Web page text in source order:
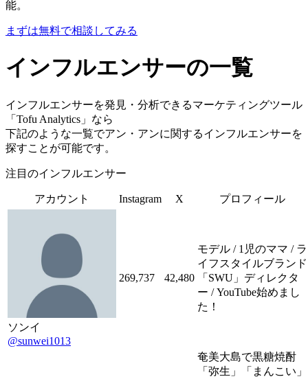
能。
まずは無料で相談してみる
インフルエンサーの一覧
インフルエンサーを発見・分析できるマーケティングツール
「Tofu Analytics」なら
下記のような一覧でアン・アンに関するインフルエンサーを
探すことが可能です。
注目のインフルエンサー
アカウント Instagram X プロフィール
ソンイ
@sunwei1013
269,737 42,480
モデル / 1児のママ / ラ
イフスタイルブランド
「SWU」ディレクタ
ー / YouTube始めまし
た！
奄美大島で黒糖焼酎
「弥生」「まんこい」